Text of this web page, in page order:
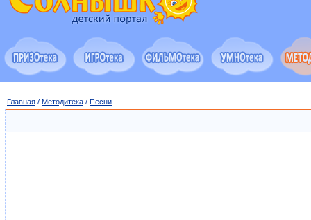
Главная / Методитека / Песни